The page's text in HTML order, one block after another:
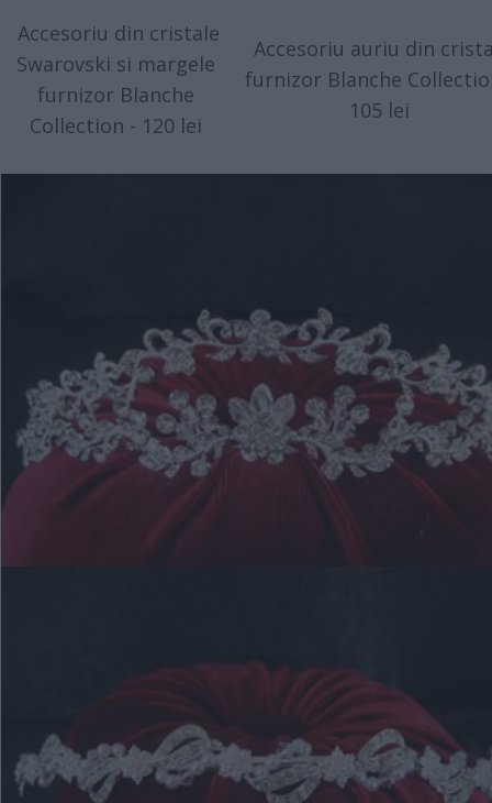
Accesoriu din cristale
Swarovski si margele
furnizor Blanche
Collection - 120 lei
Accesoriu auriu din
furnizor Blanche
105 lei